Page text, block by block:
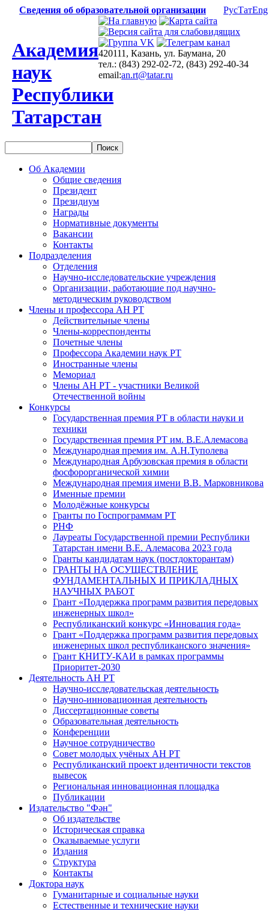
Сведения об образовательной организации РусТатEng
Академия
наук
Республики
Татарстан
420111, Казань, ул. Баумана, 20
тел.: (843) 292-02-72, (843) 292-40-34
email:an.rt@tatar.ru
Об Академии
Общие сведения
Президент
Президиум
Награды
Нормативные документы
Вакансии
Контакты
Подразделения
Отделения
Научно-исследовательские учреждения
Организации, работающие под научно-
методическим руководством
Члены и профессора АН РТ
Действительные члены
Члены-корреспонденты
Почетные члены
Профессора Академии наук РТ
Иностранные члены
Мемориал
Члены АН РТ - участники Великой
Отечественной войны
Конкурсы
Государственная премия РТ в области науки и
техники
Государственная премия РТ им. В.Е.Алемасова
Международная премия им. А.Н.Туполева
Международная Арбузовская премия в области
фосфорорганической химии
Международная премия имени В.В. Марковникова
Именные премии
Молодёжные конкурсы
Гранты по Госпрограммам РТ
РНФ
Лауреаты Государственной премии Республики
Татарстан имени В.Е. Алемасова 2023 года
Гранты кандидатам наук (постдокторантам)
ГРАНТЫ НА ОСУЩЕСТВЛЕНИЕ
ФУНДАМЕНТАЛЬНЫХ И ПРИКЛАДНЫХ
НАУЧНЫХ РАБОТ
Грант «Поддержка программ развития передовых
инженерных школ»
Республиканский конкурс «Инновация года»
Грант «Поддержка программ развития передовых
инженерных школ республиканского значения»
Грант КНИТУ-КАИ в рамках программы
Приоритет-2030
Деятельность АН РТ
Научно-исследовательская деятельность
Научно-инновационная деятельность
Диссертационные советы
Образовательная деятельность
Конференции
Научное сотрудничество
Совет молодых учёных АН РТ
Республиканский проект идентичности текстов
вывесок
Региональная инновационная площадка
Публикации
Издательство "Фән"
Об издательстве
Историческая справка
Оказываемые услуги
Издания
Структура
Контакты
Доктора наук
Гуманитарные и социальные науки
Естественные и технические науки